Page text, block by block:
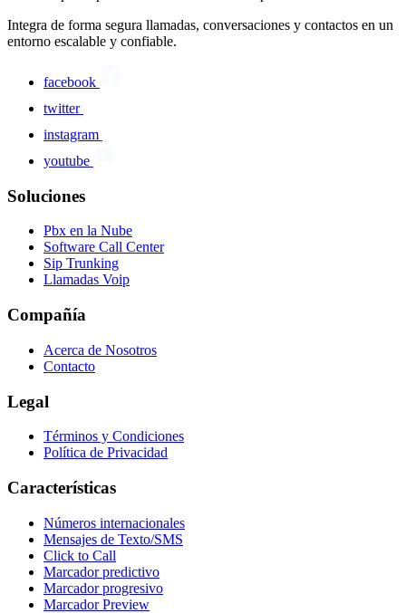
Integra de forma segura llamadas, conversaciones y contactos en un
entorno escalable y confiable.
facebook
twitter
instagram
youtube
Soluciones
Pbx en la Nube
Software Call Center
Sip Trunking
Llamadas Voip
Compañía
Acerca de Nosotros
Contacto
Legal
Términos y Condiciones
Política de Privacidad
Características
Números internacionales
Mensajes de Texto/SMS
Click to Call
Marcador predictivo
Marcador progresivo
Marcador Preview